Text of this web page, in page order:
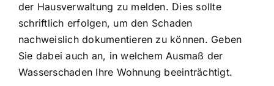
der Hausverwaltung zu melden. Dies sollte
schriftlich erfolgen, um den Schaden
nachweislich dokumentieren zu können. Geben
Sie dabei auch an, in welchem Ausmaß der
Wasserschaden Ihre Wohnung beeinträchtigt.